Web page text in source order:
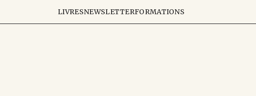
LIVRESNEWSLETTERFORMATIONS